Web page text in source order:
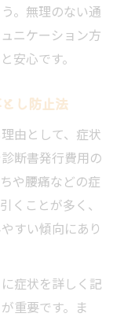
。無理のない通
ニケーション方
安心です。
し防止法
由として、症状
断書発行費用の
や腰痛などの症
くことが多く、
すい傾向にあり
症状を詳しく記
重要です。ま